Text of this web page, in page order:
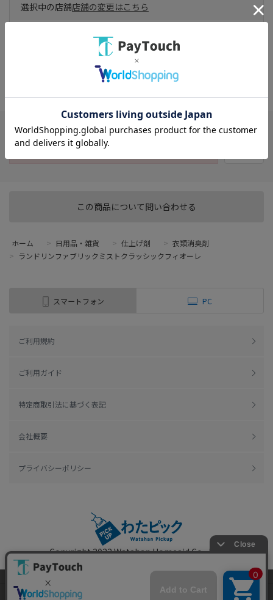
選択中の店舗店舗の変更はこちら
店舗が選択されていません
※表示されている在庫数は実際と異なる場合がございます。
※在庫数には展示品が含まれる場合がございます。
※店頭売価と異なる場合がございます。
この商品について問い合わせる
店舗選択が必要です
ホーム > 日用品・雑貨 > 仕上げ剤 > 衣類消臭剤
> ランドリンファブリックミストクラッシックフィオーレ
スマートフォン PC
ご利用規約
ご利用ガイド
特定商取引法に基づく表記
会社概要
プライバシーポリシー
Copyright 2022Watahan Homeaid Co., Ltd.
Powered by Watahan Partners Co., Ltd.
当ウェブサイトでは、お客様により良いサービス